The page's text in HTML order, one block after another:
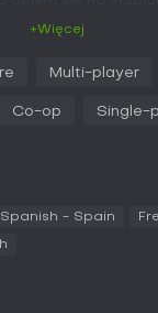
ciasnym
pojedynku -
często opartych
player
co-op na do
+Więcej
Multi-player
Co-op Single-
Spanish - Spain